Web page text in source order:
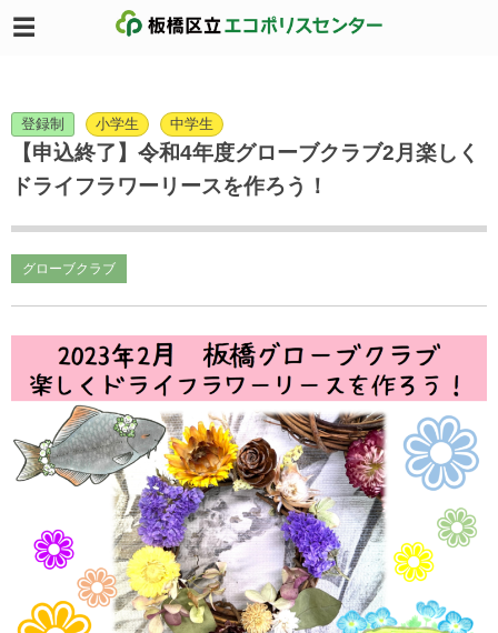
登録制 小学生 中学生
【申込終了】令和4年度グローブクラブ2月楽しく
ドライフラワーリースを作ろう！
グローブクラブ